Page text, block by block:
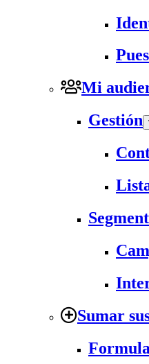
Mi
Gestión
Sumar